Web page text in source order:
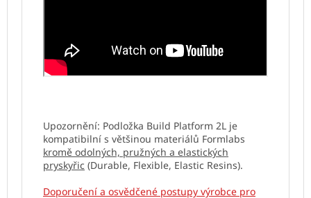
Upozornění: Podložka Build Platform 2L je
kompatibilní s většinou materiálů Formlabs
kromě odolných, pružných a elastických
pryskyřic (Durable, Flexible, Elastic Resins).
Doporučení a osvědčené postupy výrobce pro